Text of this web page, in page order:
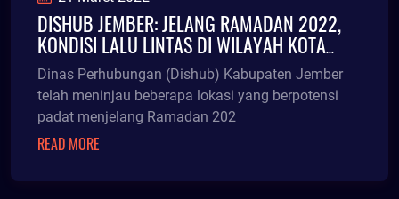
DISHUB JEMBER: JELANG RAMADAN 2022,
KONDISI LALU LINTAS DI WILAYAH KOTA
SUDAH IDEAL
Dinas Perhubungan (Dishub) Kabupaten Jember
telah meninjau beberapa lokasi yang berpotensi
padat menjelang Ramadan 202
READ MORE